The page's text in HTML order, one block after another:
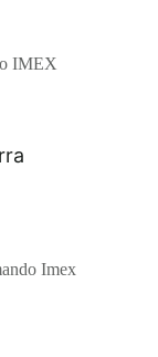
IMEX
Imex